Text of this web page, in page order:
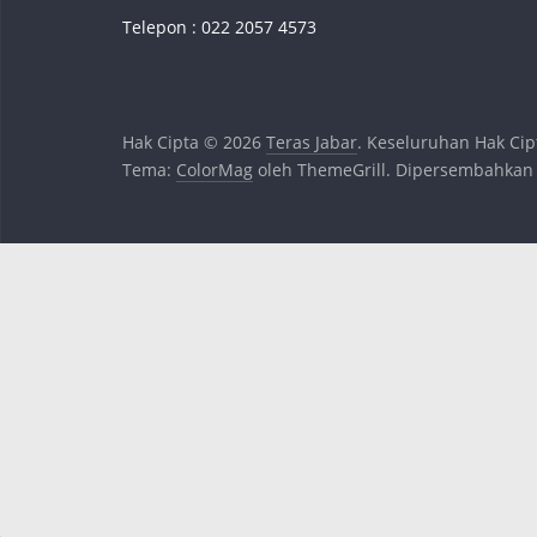
Telepon : 022 2057 4573
Hak Cipta © 2026 Teras Jabar. Keseluruhan Hak
Tema: ColorMag oleh ThemeGrill. Dipersembahkan